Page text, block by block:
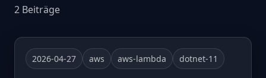
2 Beiträge
2026-04-27 aws aws-lambda dotnet-11